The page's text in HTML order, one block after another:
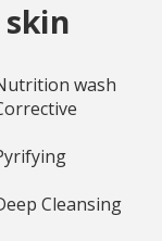
wash
Cleansing